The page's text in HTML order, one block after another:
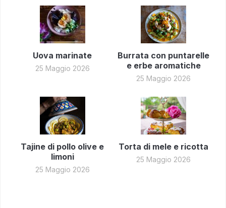
Uova marinate
25 Maggio 2026
Burrata con puntarelle
e erbe aromatiche
25 Maggio 2026
Tajine di pollo olive e
limoni
25 Maggio 2026
Torta di mele e ricotta
25 Maggio 2026